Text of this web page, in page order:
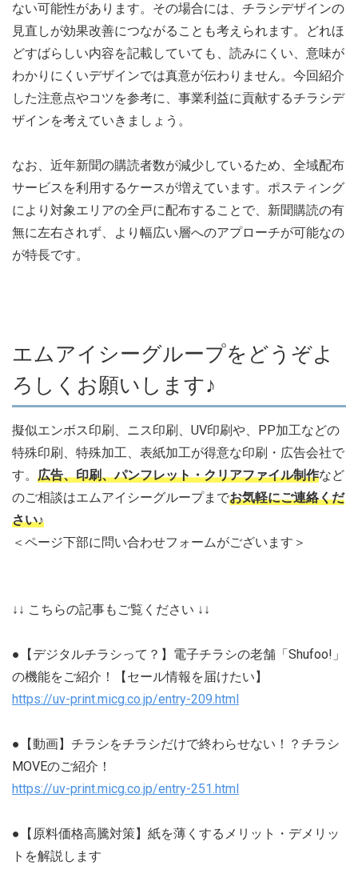
ない可能性があります。その場合には、チラシデザインの
見直しが効果改善につながることも考えられます。どれほ
どすばらしい内容を記載していても、読みにくい、意味が
わかりにくいデザインでは真意が伝わりません。今回紹介
した注意点やコツを参考に、事業利益に貢献するチラシデ
ザインを考えていきましょう。
なお、近年新聞の購読者数が減少しているため、全域配布
サービスを利用するケースが増えています。ポスティング
により対象エリアの全戸に配布することで、新聞購読の有
無に左右されず、より幅広い層へのアプローチが可能なの
が特長です。
エムアイシーグループをどうぞよ
ろしくお願いします♪
擬似エンボス印刷、ニス印刷、UV印刷や、PP加工などの
特殊印刷、特殊加工、表紙加工が得意な印刷・広告会社で
す。 広告、印刷、パンフレット・クリアファイル制作など
のご相談はエムアイシーグループまでお気軽にご連絡くだ
さい♪
＜ページ下部に問い合わせフォームがございます＞
↓↓ こちらの記事もご覧ください ↓↓
●【デジタルチラシって？】電子チラシの老舗「Shufoo!」
の機能をご紹介！【セール情報を届けたい】
https://uv-print.micg.co.jp/entry-209.html
●【動画】チラシをチラシだけで終わらせない！？チラシ
MOVEのご紹介！
https://uv-print.micg.co.jp/entry-251.html
●【原料価格高騰対策】紙を薄くするメリット・デメリッ
トを解説します